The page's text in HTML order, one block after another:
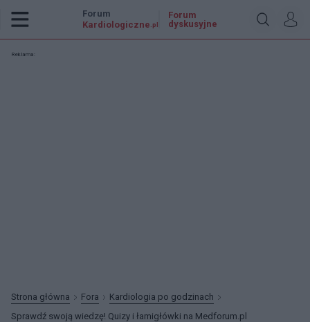
Forum
Kardiologiczne .pl
Forum
dyskusyjne
Reklama:
Strona główna Fora
Kardiologia po godzinach
Sprawdź swoją wiedzę! Quizy i łamigłówki na Medforum.pl